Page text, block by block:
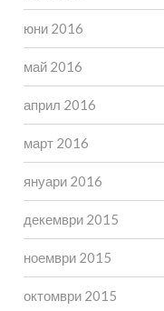
юни 2016
май 2016
април 2016
март 2016
януари 2016
декември 2015
ноември 2015
октомври 2015